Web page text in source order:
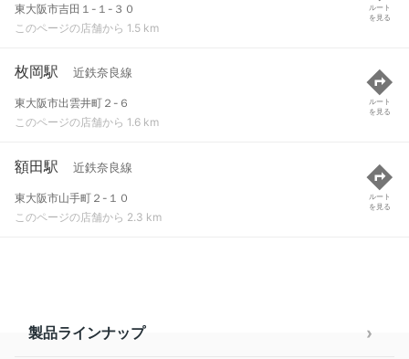
東大阪市吉田１-１-３０
このページの店舗から 1.5 km
ルート
を見る
枚岡駅 近鉄奈良線
東大阪市出雲井町２-６
このページの店舗から 1.6 km
ルート
を見る
額田駅 近鉄奈良線
東大阪市山手町２-１０
このページの店舗から 2.3 km
ルート
を見る
製品ラインナップ